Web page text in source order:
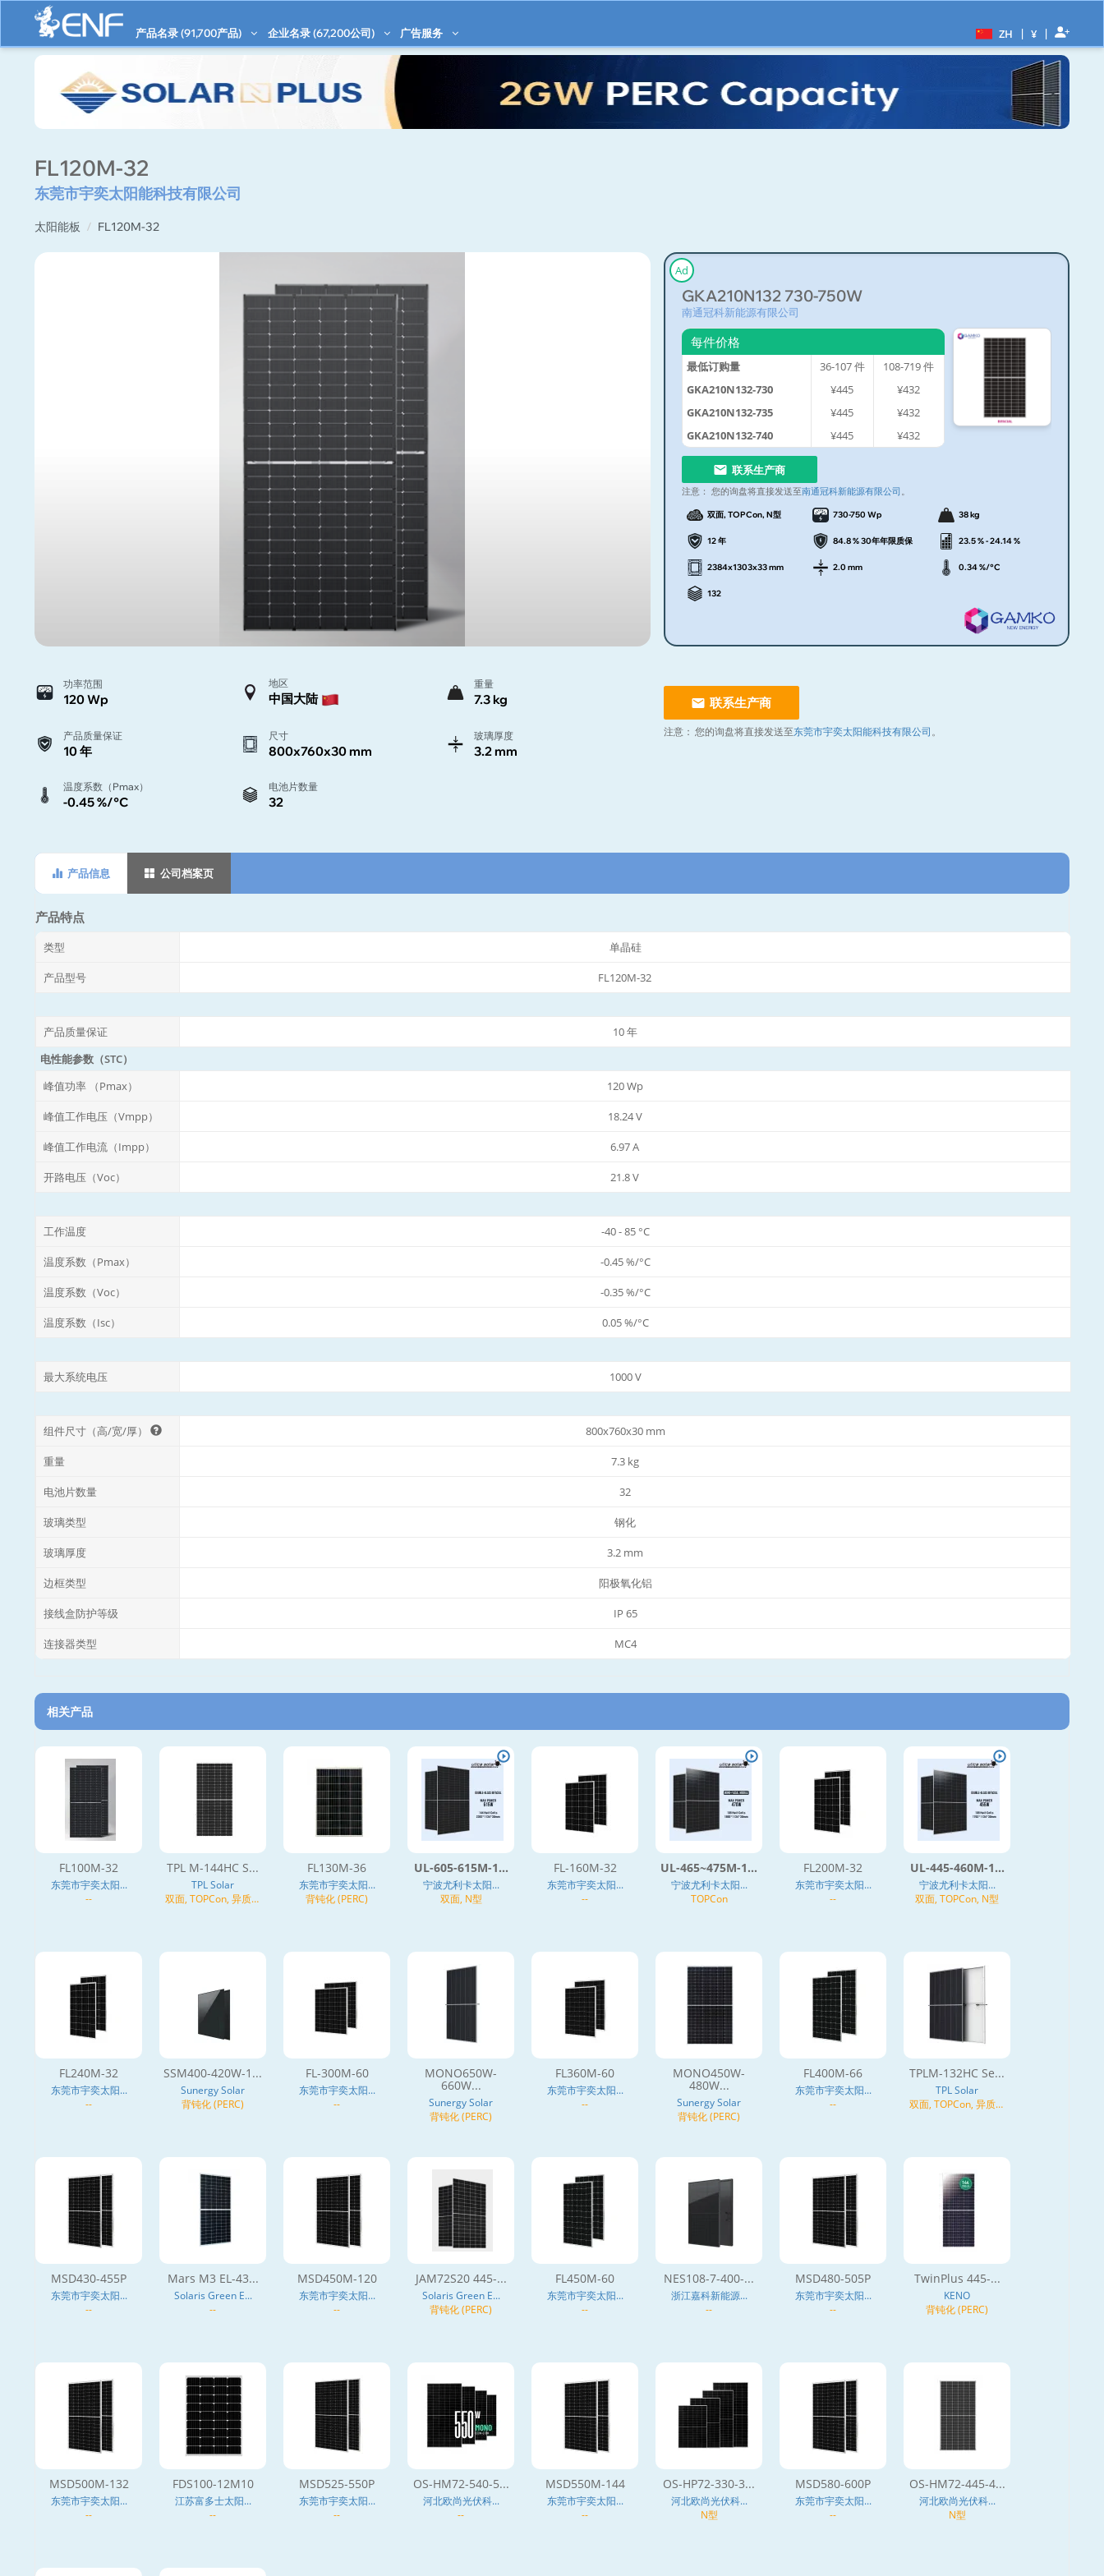
产品名录 (91,700产品) 企业名录 (67,200公司) 广告服务 ZH | ¥ |
FL120M-32
东莞市宇奕太阳能科技有限公司
太阳能板 FL120M-32
Ad
GKA210N132 730-750W
南通冠科新能源有限公司
每件价格
最低订购量 36-107件 108-719件
GKA210N132-730
¥445
¥432
GKA210N132-735
¥445
¥432
GKA210N132-740
¥445 ¥432
联系生产商
注意： 您的询盘将直接发送至南通冠科新能源有限公司 。
双面, TOPCon, N型 730-750 Wp 38 kg
12 年 84.8 % 30年年限质保 23.5 % - 24.14 %
2384x1303x33 mm 2.0 mm 0.34 %/°C
132
功率范围
120 Wp
地区
中国大陆
重量
7.3 kg
产品质量保证
10 年
尺寸
800x760x30 mm
玻璃厚度
3.2 mm
温度系数（Pmax）
-0.45 %/°C
电池片数量
32
联系生产商
注意： 您的询盘将直接发送至东莞市宇奕太阳能科技有限公司 。
产品信息 公司档案页
产品特点
类型 单晶硅
产品型号 FL120M-32
产品质量保证
10 年
电性能参数（STC）
峰值功率 （Pmax）
120 Wp
峰值工作电压（Vmpp） 18.24 V
峰值工作电流（Impp） 6.97 A
开路电压（Voc） 21.8 V
工作温度 -40 - 85 °C
温度系数（Pmax） -0.45 %/°C
温度系数（Voc） -0.35 %/°C
温度系数（Isc） 0.05 %/°C
最大系统电压 1000 V
组件尺寸（高/宽/厚） 800x760x30 mm
重量 7.3 kg
电池片数量 32
玻璃类型 钢化
玻璃厚度 3.2 mm
边框类型 阳极氧化铝
接线盒防护等级 IP 65
连接器类型 MC4
相关产品
FL100M-32
东莞市宇奕太阳...
--
TPL M-144HC S...
TPL Solar
双面, TOPCon, 异质结
FL130M-36
东莞市宇奕太阳...
背钝化 (PERC)
UL-605-615M-1...
宁波尤利卡太阳...
双面, N型
FL-160M-32
东莞市宇奕太阳...
--
UL-465~475M-1...
宁波尤利卡太阳...
TOPCon
FL200M-32
东莞市宇奕太阳...
--
UL-445-460M-1...
宁波尤利卡太阳...
双面, TOPCon, N型
FL240M-32
东莞市宇奕太阳...
--
SSM400-420W-1...
Sunergy Solar
背钝化 (PERC)
FL-300M-60
东莞市宇奕太阳...
--
MONO650W-
660W...
Sunergy Solar
背钝化 (PERC)
FL360M-60
东莞市宇奕太阳...
--
MONO450W-
480W...
Sunergy Solar
背钝化 (PERC)
FL400M-66
东莞市宇奕太阳...
--
TPLM-132HC Se...
TPL Solar
双面, TOPCon, 异质结
MSD430-455P
东莞市宇奕太阳...
--
Mars M3 EL-43...
Solaris Green E...
--
MSD450M-120
东莞市宇奕太阳...
--
JAM72S20 445-...
Solaris Green E...
背钝化 (PERC)
FL450M-60
东莞市宇奕太阳...
--
NES108-7-400-...
浙江嘉科新能源...
--
MSD480-505P
东莞市宇奕太阳...
--
TwinPlus 445-...
KENO
背钝化 (PERC)
MSD500M-132
东莞市宇奕太阳...
--
FDS100-12M10
江苏富多士太阳...
--
MSD525-550P
东莞市宇奕太阳...
--
OS-HM72-540-5...
河北欧尚光伏科...
--
MSD550M-144
东莞市宇奕太阳...
--
OS-HP72-330-3...
河北欧尚光伏科...
N型
MSD580-600P
东莞市宇奕太阳...
--
OS-HM72-445-4...
河北欧尚光伏科...
N型